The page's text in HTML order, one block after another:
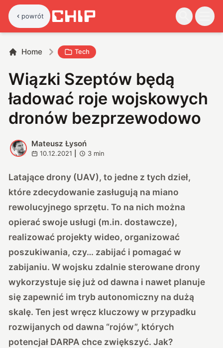
powrót
Home Tech
Wiązki Szeptów będą
ładować roje wojskowych
dronów bezprzewodowo
M
Mateusz Łysoń
10.12.2021 3 min
Latające drony (UAV), to jedne z tych dzieł,
które zdecydowanie zasługują na miano
rewolucyjnego sprzętu. To na nich można
opierać swoje usługi (m.in. dostawcze),
realizować projekty wideo, organizować
poszukiwania, czy… zabijać i pomagać w
zabijaniu. W wojsku zdalnie sterowane drony
wykorzystuje się już od dawna i nawet planuje
się zapewnić im tryb autonomiczny na dużą
skalę. Ten jest wręcz kluczowy w przypadku
rozwijanych od dawna “rojów”, których
potencjał DARPA chce zwiększyć. Jak?